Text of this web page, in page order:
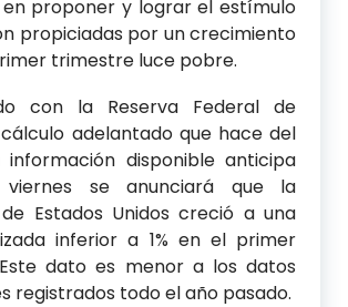
proponer y lograr el estímulo
propiciadas por un crecimiento
trimestre luce pobre.
con la Reserva Federal de
adelantado que hace del
información disponible anticipa
se anunciará que la
Estados Unidos creció a una
inferior a 1% en el primer
dato es menor a los datos
registrados todo el año pasado.